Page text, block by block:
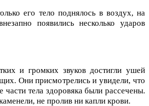
его тело поднялось в воздух, на
появились несколько ударов
и громких звуков достигли ушей
Они присмотрелись и увидели, что
части тела здоровяка были рассечены.
не пролив ни капли крови.